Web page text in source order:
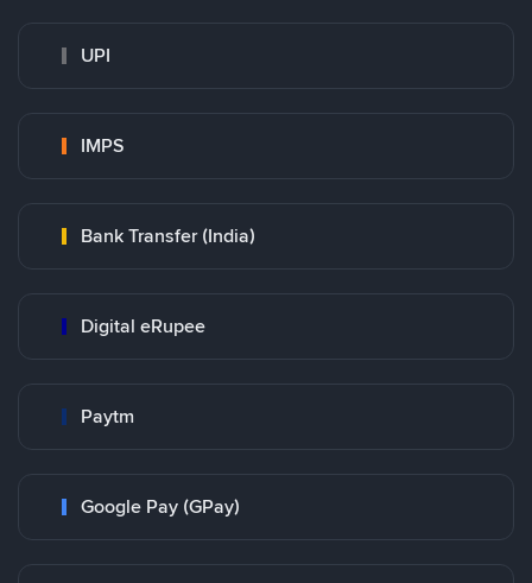
UPI
IMPS
Bank Transfer (India)
Digital eRupee
Paytm
Google Pay (GPay)